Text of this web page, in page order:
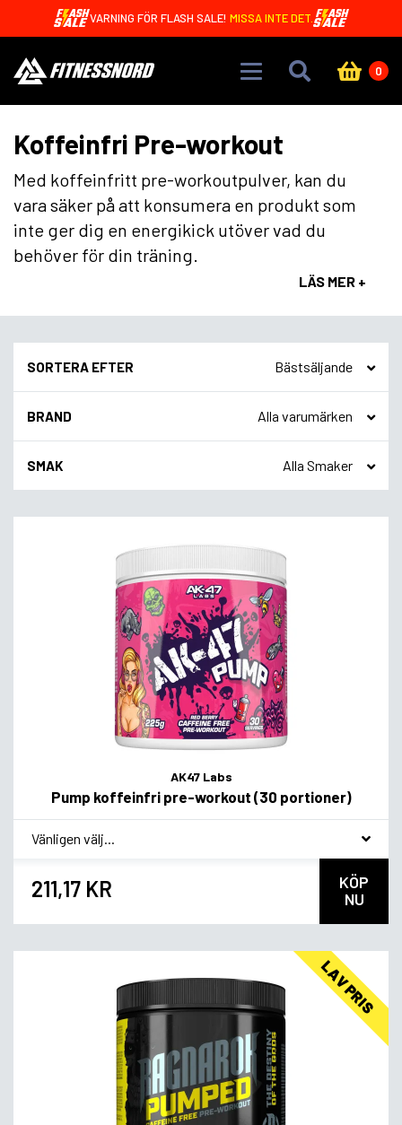
Skip to main contentVARNING FÖR FLASH SALE! MISSA INTE DET.
0
Koffeinfri Pre-workout
Med koffeinfritt pre-workoutpulver, kan du
vara säker på att konsumera en produkt som
inte ger dig en energikick utöver vad du
behöver för din träning.
LÄS MER +
SORTERA EFTER
BRAND
SMAK
AK47 Labs
Pump koffeinfri pre-workout (30 portioner)
* Smagsvariant
211,17 KR
KÖP
NU
LAV PRIS